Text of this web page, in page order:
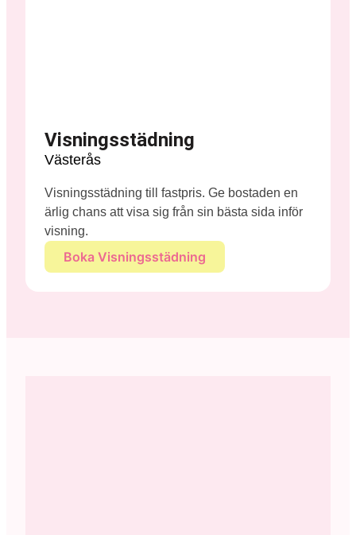
Visningsstädning
Västerås
Visningsstädning till fastpris. Ge bostaden en
ärlig chans att visa sig från sin bästa sida inför
visning.
Boka Visningsstädning